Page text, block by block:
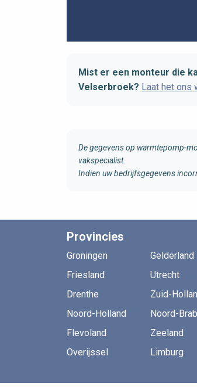
Mist er een monteur die
Velserbroek? Laat het ons
De gegevens op warmtepomp-
vakspecialist.
Indien uw bedrijfsgegevens
Provincies
Groningen
Friesland
Drenthe
Noord-Holland
Flevoland
Overijssel
Gelderland
Utrecht
Zuid-
Noord-
Zeeland
Limburg